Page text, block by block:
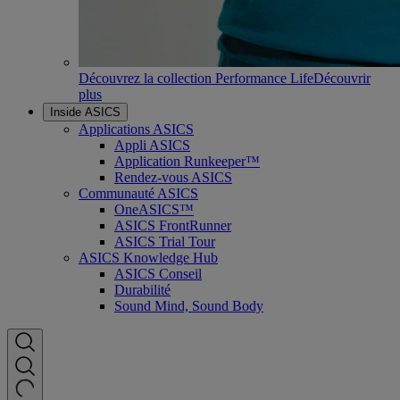
Découvrez la collection Performance LifeDécouvrir
plus
Inside ASICS
Applications ASICS
Appli ASICS
Application Runkeeper™
Rendez-vous ASICS
Communauté ASICS
OneASICS™
ASICS FrontRunner
ASICS Trial Tour
ASICS Knowledge Hub
ASICS Conseil
Durabilité
Sound Mind, Sound Body